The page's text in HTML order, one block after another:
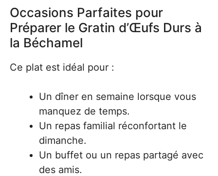
Occasions Parfaites pour
Préparer le Gratin d’Œufs Durs à
la Béchamel
Ce plat est idéal pour :
Un dîner en semaine lorsque vous
manquez de temps.
Un repas familial réconfortant le
dimanche.
Un buffet ou un repas partagé avec
des amis.